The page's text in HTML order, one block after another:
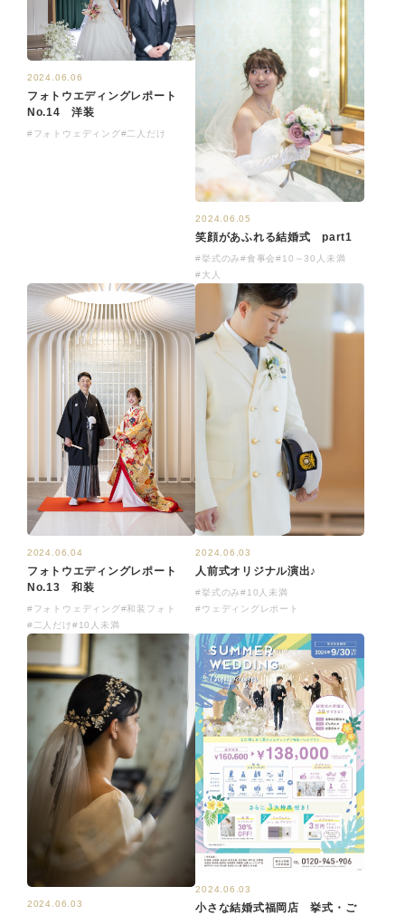
2024.06.06
フォトウエディングレポート
No.14 洋装
#フォトウェディング#二人だけ
2024.06.05
笑顔があふれる結婚式 part1
#挙式のみ#食事会#10～30人未満
#大人
2024.06.04
フォトウエディングレポート
No.13 和装
#フォトウェディング#和装フォト
#二人だけ#10人未満
2024.06.03
人前式オリジナル演出♪
#挙式のみ#10人未満
#ウェディングレポート
2024.06.03
2024.06.03
小さな結婚式福岡店 挙式・ご